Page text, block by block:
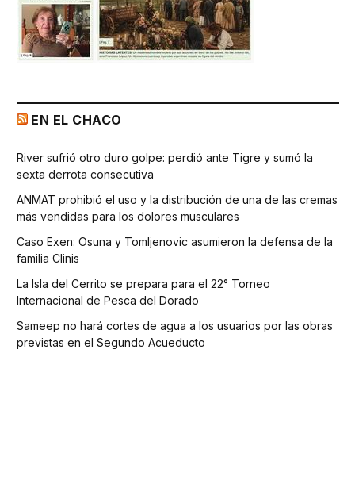
EN EL CHACO
River sufrió otro duro golpe: perdió ante Tigre y sumó la
sexta derrota consecutiva
ANMAT prohibió el uso y la distribución de una de las cremas
más vendidas para los dolores musculares
Caso Exen: Osuna y Tomljenovic asumieron la defensa de la
familia Clinis
La Isla del Cerrito se prepara para el 22° Torneo
Internacional de Pesca del Dorado
Sameep no hará cortes de agua a los usuarios por las obras
previstas en el Segundo Acueducto